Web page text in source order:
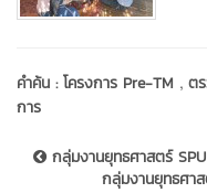
คำค้น :โครงการ Pre-TM , ต
การ
กลุ่มงานยุทธศาสตร์
กลุ่มงานยุทธศา